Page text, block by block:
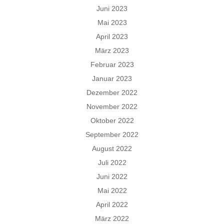
Juni 2023
Mai 2023
April 2023
März 2023
Februar 2023
Januar 2023
Dezember 2022
November 2022
Oktober 2022
September 2022
August 2022
Juli 2022
Juni 2022
Mai 2022
April 2022
März 2022